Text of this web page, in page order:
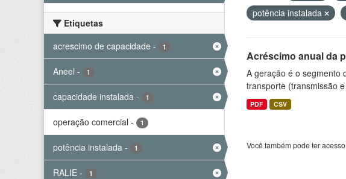
Etiquetas
acrescimo de capacidade - 1
Aneel - 1
capacidade instalada - 1
operação comercial - 1
potência instalada - 1
RALIE - 1
potência instalada
Acréscimo anual da
A geração é o segmento
transporte (transmissão
PDF CSV
Você também pode ter